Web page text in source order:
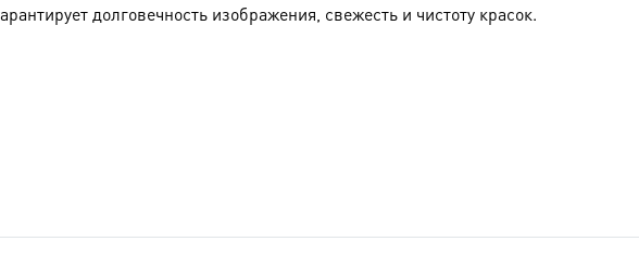
долговечность изображения, свежесть и чистоту красок.